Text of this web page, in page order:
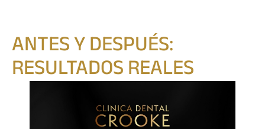
ANTES Y DESPUÉS:
RESULTADOS REALES